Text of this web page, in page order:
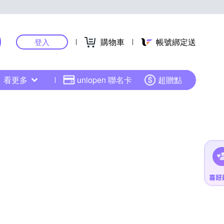
登入 購物車 帳號綁定送
看更多 uniopen 聯名卡 超贈點